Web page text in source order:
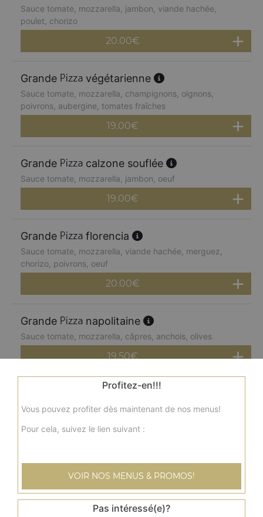
Sauce tomate, mozzarella, jambon, viande hachée,
poulet, chorizo
20.00€
Grande végétarienne
Sauce tomate, mozzarella, champignons, oignons,
poivrons, aubergine, tomates fraîches
19.00€
Grande calzone souflée
Sauce tomate, mozzarella, jambon, oeuf
19.00€
Grande florencia
Sauce tomate, mozzarella, viande hachée, merguez,
chorizo, poivrons, oeuf
20.00€
Grande napolitaine
Sauce tomate, mozzarella, câpres, anchois, olives
19.50€
Sauce tomate, mozzarella, lardons, pommes de terre,
kebab
Sauce tomate, mozzarella, kebab, tomates fraîches,
Profitez-en!!!
Vous pouvez profiter dès maintenant de nos menus!
Pour cela, suivez le lien suivant :
VOIR NOS MENUS & PROMOS!
Pas intéressé(e)?